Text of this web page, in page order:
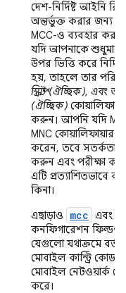
দেশ-নির্দিষ্ট আইনি
অন্তর্ভুক্ত করার জন্য
MCC-ও ব্যবহার
যদি আপনাকে শুধুমাত্র
উপর ভিত্তি করে
হয়, তাহলে তার
স্ক্রিপ্ট (ঐচ্ছিক), এবং
(ঐচ্ছিক)
করুন। আপনি যদি
MNC কোয়ালিফায়ার
করেন, তবে সতর্কতার
করুন এবং পরীক্ষা
এটি প্রত্যাশিতভাবে
কিনা।
এছাড়াও
mcc এবং
কনফিগারেশন
যেগুলো যথাক্রমে
মোবাইল কান্ট্রি কোড
মোবাইল নেটওয়ার্ক
করে।